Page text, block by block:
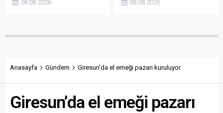
açıklanmamasına tepki
belirterek üreticiyi memnun
savundu.
08.08.2026
sökülerek çalındığını açıkladı.
vatandaşlardan ihbar
08.08.2026
Anasayfa Gündem Giresun’da el emeği pazarı kuruluyor
Giresun’da el emeği pazarı